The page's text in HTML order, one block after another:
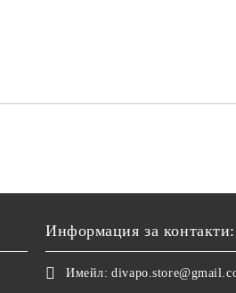
Информация за контакти:
Имейл: